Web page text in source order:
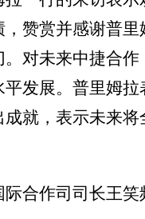
赞赏并感谢普
对未来中捷合
发展。普里姆
就，表示未来
作司司长王笑